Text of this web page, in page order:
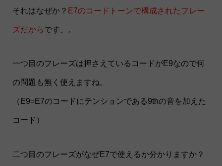
それはなぜか？ E7のコードトーンで構成されたフレー
ズだからです、。
一つ目のフレーズは押さえているコードがE9なので何
の問題も無く使えますね。
（E9=E7のコードにテンションである9thの音を加えた
コード）
二つ目のフレーズがなぜE7で使えるか分かりますか？